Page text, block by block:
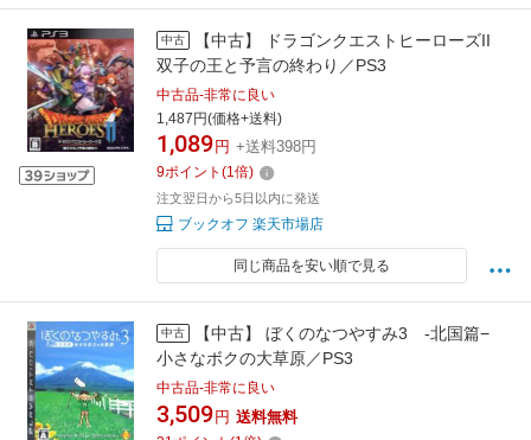
中古
【中古】 ドラゴンクエストヒーローズII
双子の王と予言の終わり／PS3
中古品-非常に良い
1,487円(価格+送料)
1,089 円 +送料398円
9ポイント (1倍)
注文翌日から5日以内に発送
ブックオフ 楽天市場店
同じ商品を安い順で見る
中古
【中古】 ぼくのなつやすみ3 ‐北国篇−
小さなボクの大草原／PS3
中古品-非常に良い
3,509 円 送料無料